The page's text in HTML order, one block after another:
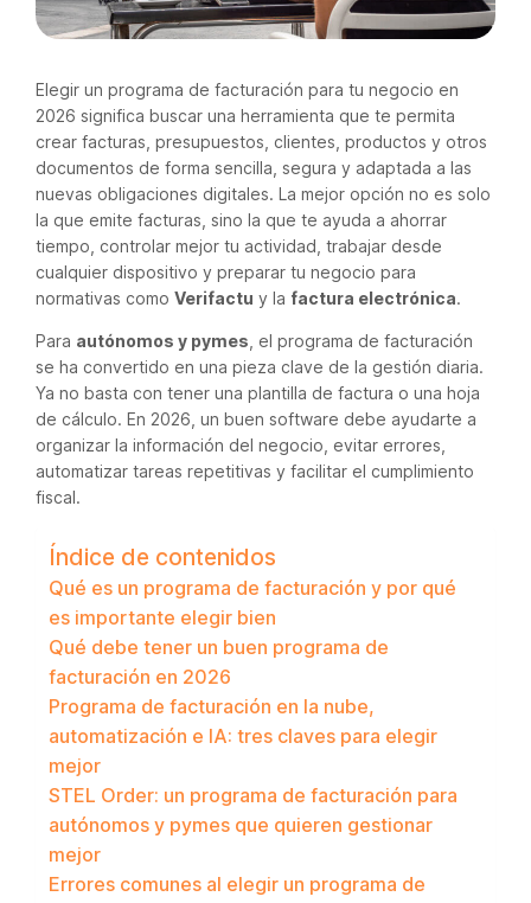
Elegir un programa de facturación para tu negocio en
2026 significa buscar una herramienta que te permita
crear facturas, presupuestos, clientes, productos y otros
documentos de forma sencilla, segura y adaptada a las
nuevas obligaciones digitales. La mejor opción no es solo
la que emite facturas, sino la que te ayuda a ahorrar
tiempo, controlar mejor tu actividad, trabajar desde
cualquier dispositivo y preparar tu negocio para
normativas como Verifactu y la factura electrónica.
Para autónomos y pymes , el programa de facturación
se ha convertido en una pieza clave de la gestión diaria.
Ya no basta con tener una plantilla de factura o una hoja
de cálculo. En 2026, un buen software debe ayudarte a
organizar la información del negocio, evitar errores,
automatizar tareas repetitivas y facilitar el cumplimiento
fiscal.
Índice de contenidos
Qué es un programa de facturación y por qué
es importante elegir bien
Qué debe tener un buen programa de
facturación en 2026
Programa de facturación en la nube,
automatización e IA: tres claves para elegir
mejor
STEL Order: un programa de facturación para
autónomos y pymes que quieren gestionar
mejor
Errores comunes al elegir un programa de